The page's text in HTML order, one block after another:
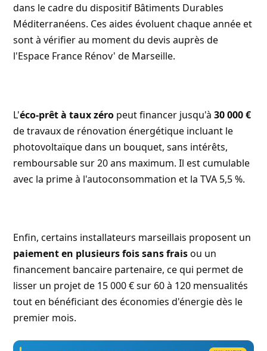
dans le cadre du dispositif Bâtiments Durables
Méditerranéens. Ces aides évoluent chaque année et
sont à vérifier au moment du devis auprès de
l'Espace France Rénov' de Marseille.
L'éco-prêt à taux zéro peut financer jusqu'à30 000 €
de travaux de rénovation énergétique incluant le
photovoltaïque dans un bouquet, sans intérêts,
remboursable sur 20 ans maximum. Il est cumulable
avec la prime à l'autoconsommation et la TVA 5,5 %.
Enfin, certains installateurs marseillais proposent un
paiement en plusieurs fois sans fraisou un
financement bancaire partenaire, ce qui permet de
lisser un projet de 15 000 € sur 60 à 120 mensualités
tout en bénéficiant des économies d'énergie dès le
premier mois.